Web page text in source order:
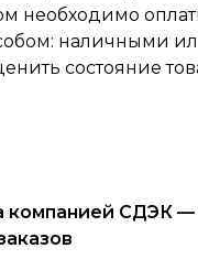
необходимо
наличными
состояние
компанией СДЭК —